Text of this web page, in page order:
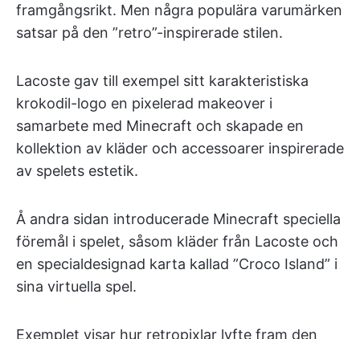
framgångsrikt. Men några populära varumärken
satsar på den ”retro”-inspirerade stilen.
Lacoste gav till exempel sitt karakteristiska
krokodil-logo en pixelerad makeover i
samarbete med Minecraft och skapade en
kollektion av kläder och accessoarer inspirerade
av spelets estetik.
Å andra sidan introducerade Minecraft speciella
föremål i spelet, såsom kläder från Lacoste och
en specialdesignad karta kallad ”Croco Island” i
sina virtuella spel.
Exemplet visar hur retropixlar lyfte fram den